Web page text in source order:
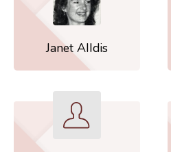
Janet Alldis